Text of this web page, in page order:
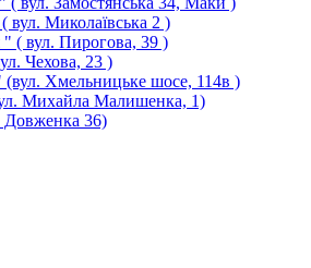
Миколаївська 2 )
( вул. Пирогова, 39 )
Чехова, 23 )
Хмельницьке шосе, 114в )
Михайла Малишенка, 1)
36)